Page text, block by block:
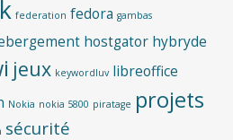
federation fedora gambas
hostgator hybryde
jeux keywordluv libreoffice
Nokia nokia 5800 piratage projets
sécurité